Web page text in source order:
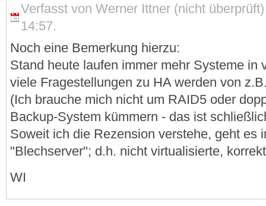
Verfasst von Werner Ittner (nicht
14:57.
Noch eine Bemerkung hierzu:
Stand heute laufen immer mehr Systeme in
viele Fragestellungen zu HA werden von
(Ich brauche mich nicht um RAID5 oder
Backup-System kümmern - das ist
Soweit ich die Rezension verstehe, geht es
"Blechserver"; d.h. nicht virtualisierte,
WI